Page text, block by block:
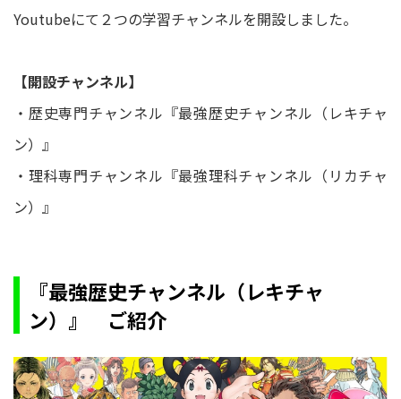
Youtubeにて２つの学習チャンネルを開設しました。
【開設チャンネル】
・歴史専門チャンネル『最強歴史チャンネル（レキチャ
ン）』
・理科専門チャンネル『最強理科チャンネル（リカチャ
ン）』
『最強歴史チャンネル（レキチャ
ン）』 ご紹介